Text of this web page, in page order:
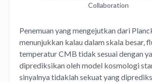
Collaboration
Penemuan yang mengejutkan dari
menunjukkan kalau dalam skala besar,
temperatur CMB tidak sesuai dengan
diprediksikan oleh model kosmologi
sinyalnya tidaklah sekuat yang